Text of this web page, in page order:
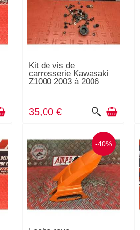
Kit de vis de
carrosserie Kawasaki
Z1000 2003 à 2006
35,00 €
-40%